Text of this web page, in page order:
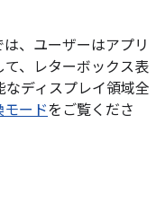
、ユーザーはアプリ
、レターボックス表
ディスプレイ領域全
ードをご覧くださ